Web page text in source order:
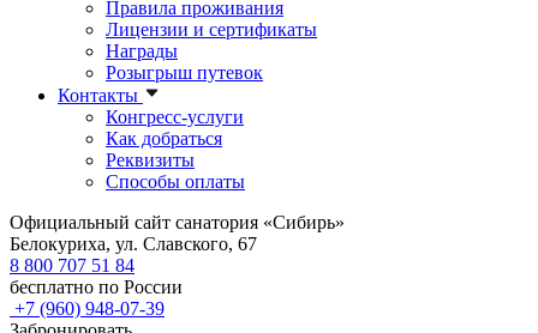
Правила проживания
Лицензии и сертификаты
Награды
Розыгрыш путевок
Контакты
Конгресс-услуги
Как добраться
Реквизиты
Способы оплаты
Официальный сайт санатория «Сибирь»
Белокуриха, ул. Славского, 67
8 800 707 51 84
бесплатно по России
+7 (960) 948-07-39